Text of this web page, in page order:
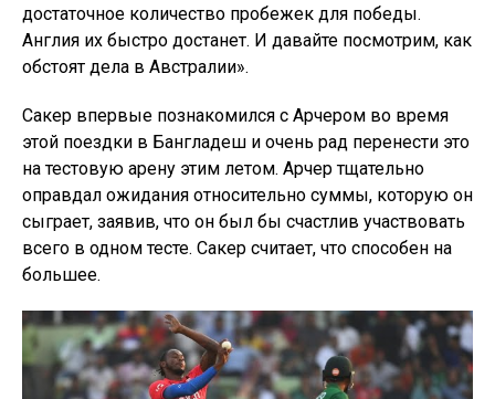
достаточное количество пробежек для победы.
Англия их быстро достанет. И давайте посмотрим, как
обстоят дела в Австралии».
Сакер впервые познакомился с Арчером во время
этой поездки в Бангладеш и очень рад перенести это
на тестовую арену этим летом. Арчер тщательно
оправдал ожидания относительно суммы, которую он
сыграет, заявив, что он был бы счастлив участвовать
всего в одном тесте. Сакер считает, что способен на
большее.